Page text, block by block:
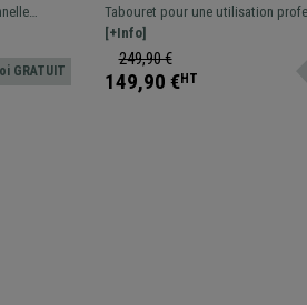
Tissu,
GRATUIT
ACCOUDOIRS, Dossier
Grand Rembourrage,
Tabouret pour une utilisation
accoudoirs tapissé en tissu.
pieds, résistant et confortable.
[+Info]
249,90 €
149,90 €HT